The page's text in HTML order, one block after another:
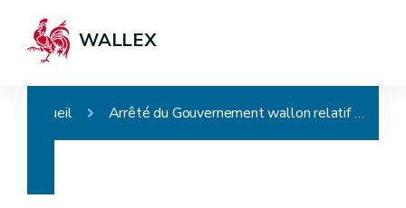
WALLEX
Accueil Arrêté du Gouvernement wallon relatif au Fonds social de l'Eau, modifiant certaines dispositions du Code de l'Eau et modifiant l'arrêté du Gouvernement wallon du 16 novembre 2000 portant exécution du décret du 6 mai 1999 relatif à l'établissement, au recouvrement et au contentieux en matière de taxes régionales wallonnes